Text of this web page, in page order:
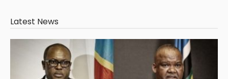
Latest News